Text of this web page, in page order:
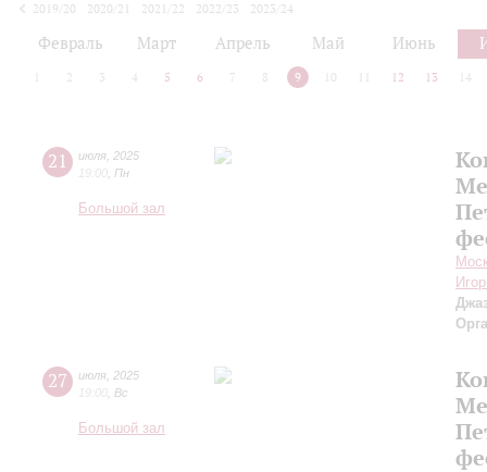
2019/20
2020/21 2021/22 2022/23
2023/24
Февраль Март Апрель Май Июнь
2 3 4 5 6 7 8 9 10 12 13 14
21 июля 2025
19:00 Пн
Большой зал
27 июля 2025
19:00 Вс
Большой зал